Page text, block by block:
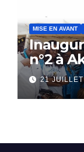
MISE EN AVANT
n°2 à
21